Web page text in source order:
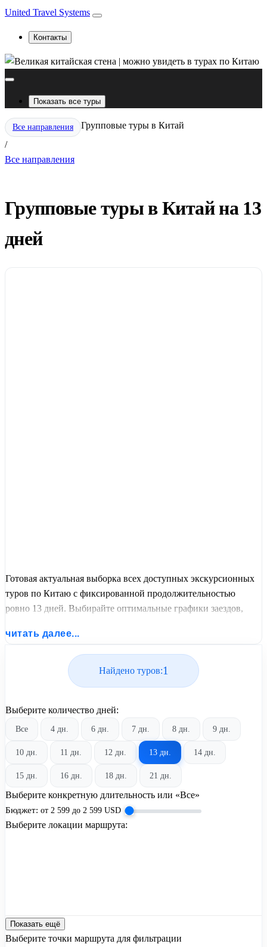
United Travel Systems
Контакты
Показать все туры
Все направления
/
Групповые туры в Китай
Все направления
Групповые туры в Китай на 13
дней
Готовая актуальная выборка всех доступных экскурсионных
туров по Китаю с фиксированной продолжительностью
ровно 13 дней. Выбирайте оптимальные графики заездов,
отдых по лучшим ценам.
читать далее...
Найдено туров:1
Выберите количество дней:
Все 4 дн. 6 дн. 7 дн. 8 дн. 9 дн.
10 дн. 11 дн. 12 дн. 13 дн. 14 дн.
15 дн. 16 дн. 18 дн. 21 дн.
Выберите конкретную длительность или «Все»
Бюджет: от 2 599 до 2 599 USD
Выберите локации маршрута:
Показать ещё
Выберите точки маршрута для фильтрации